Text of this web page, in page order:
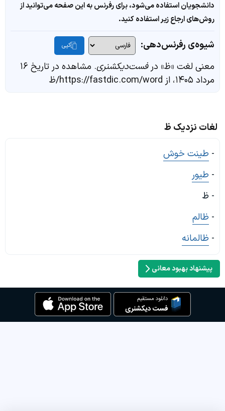
دانشجویان استفاده می‌شود، برای رفرنس به این صفحه می‌توانید از
روش‌های ارجاع زیر استفاده کنید.
شیوه‌ی رفرنس‌دهی: کپی
معنی لغت «ظ» درفست‌دیکشنری
. مشاهده در تاریخ ۱۶
مرداد ۱۴۰۵، از https://fastdic.com/word/ظ
لغات نزدیک ظ
- طینت خوش
- طیور
- ظ
- ظالم
- ظالمانه
پیشنهاد بهبود معانی